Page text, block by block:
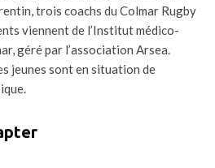
trois coachs du Colmar Rugby
viennent de l’Institut médico-
géré par l’association Arsea.
jeunes sont en situation de